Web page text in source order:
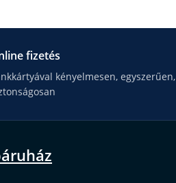
fizetés
kényelmesen, egyszerűen,